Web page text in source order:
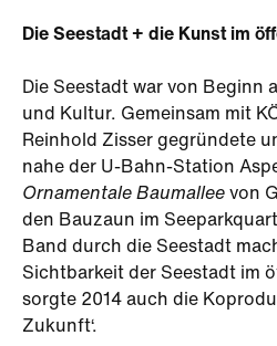
Die Seestadt + die Kunst im
Die Seestadt war von Beginn
und Kultur. Gemeinsam mit
Reinhold Zisser gegründete
nahe der U-Bahn-Station
Ornamentale Baumallee von
den Bauzaun im
Band durch die Seestadt
Sichtbarkeit der Seestadt im
sorgte 2014 auch die
Zukunft‘.